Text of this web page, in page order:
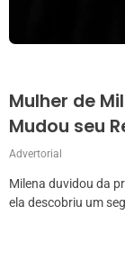
Mulher de
Mudou seu
Advertorial
Milena duvidou da
ela descobriu um